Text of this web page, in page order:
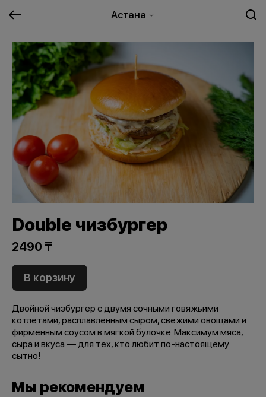
Астана
Double чизбургер
2490 ₸
В корзину
Двойной чизбургер с двумя сочными говяжьими
котлетами, расплавленным сыром, свежими овощами и
фирменным соусом в мягкой булочке. Максимум мяса,
сыра и вкуса — для тех, кто любит по-настоящему
сытно!
Мы рекомендуем